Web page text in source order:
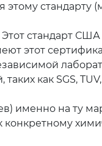
стандарт
этот
как SGS,
именно на ту